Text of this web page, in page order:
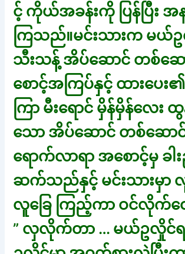
င့် ကိုယ်အခန်းကို ပြန်ပြီး အ
ကြသည်။မင်းသားက မယ်
သီးသန့် အိပ်ဆောင် တစ်ဆေ
စောင့်အကြပ်နှင့် ထားပေ
ကြာ မီးရောင် မှိန်မှိန်လေး ထွ
သော အိပ်ဆောင် တစ်ဆောင်
ရောက်လာရာ အစောင့်မှ ခ
ဆက်သည်နှင့် မင်းသားမှာ
လူခြေ ကြည့်ကာ ဝင်လိုက်
” လှလိုက်တာ … မယ်ဥလှိုင်